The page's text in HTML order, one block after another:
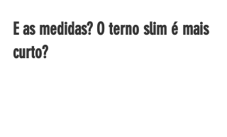
E as medidas? O terno slim é mais
curto?